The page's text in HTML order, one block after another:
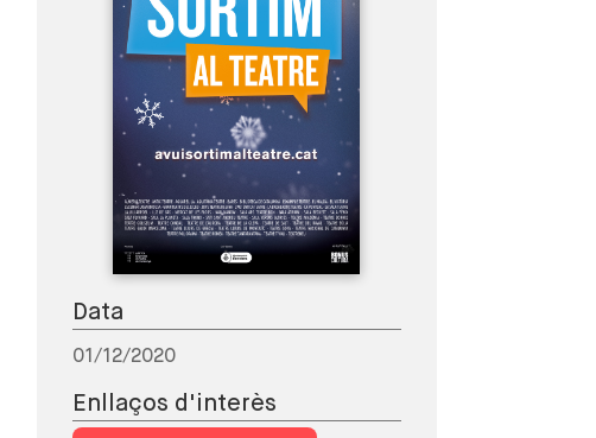
Data
01/12/2020
Enllaços d'interès